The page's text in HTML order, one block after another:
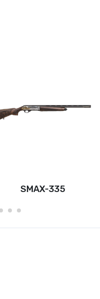
SMAX-335